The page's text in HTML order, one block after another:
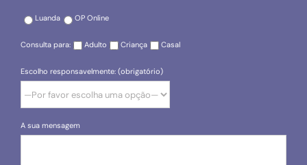
Luanda OP Online
Consulta para: Adulto Criança Casal
Escolho responsavelmente: (obrigatório)
A sua mensagem